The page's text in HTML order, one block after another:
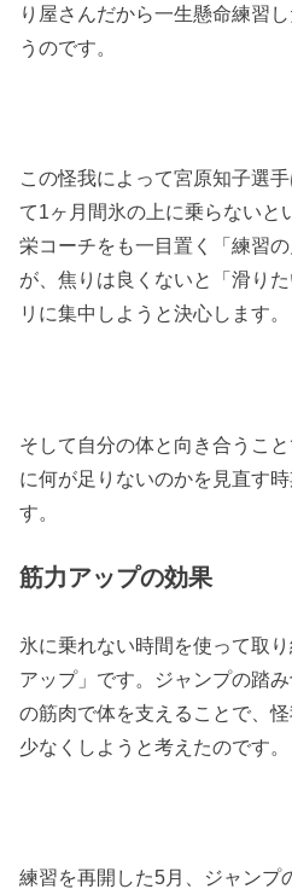
り屋さんだから一生懸命練習
うのです。
この怪我によって宮原知子選
て1ヶ月間氷の上に乗らないと
栄コーチをも一目置く「練習
が、焦りは良くないと「滑り
リに集中しようと決心します。
そして自分の体と向き合うこ
に何が足りないのかを見直す
す。
筋力アップの効果
氷に乗れない時間を使って取
アップ」です。ジャンプの踏
の筋肉で体を支えることで、
少なくしようと考えたのです。
練習を再開した5月、ジャンプ